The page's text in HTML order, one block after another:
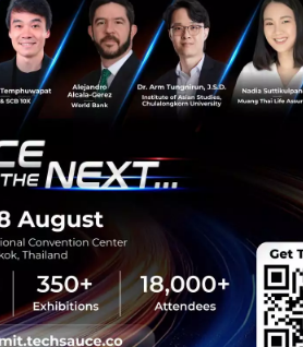
Corporate Innovation
Digital Transformation
E-Commerce
Startup
Technology